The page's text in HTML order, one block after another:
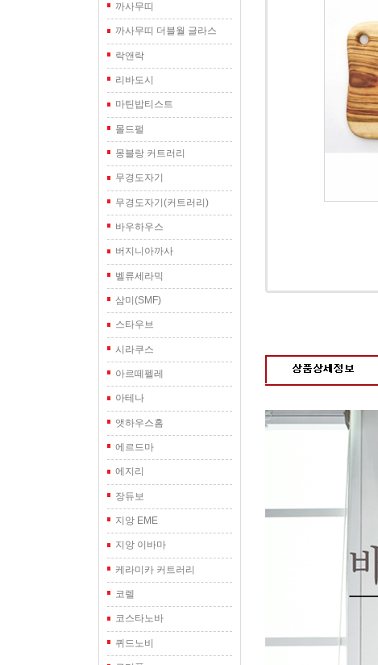
까사무띠
까사무띠 더블월 글라스
락앤락
리바도시
마틴밥티스트
몰드펄
몽블랑 커트러리
무경도자기
무경도자기(커트러리)
바우하우스
버지니아까사
벨류세라믹
삼미(SMF)
스타우브
시라쿠스
아르떼펠레
아테나
앳하우스홈
에르드마
에지리
장듀보
지앙 EME
지앙 이바마
케라미카 커트러리
코렐
코스타노바
퀴드노비